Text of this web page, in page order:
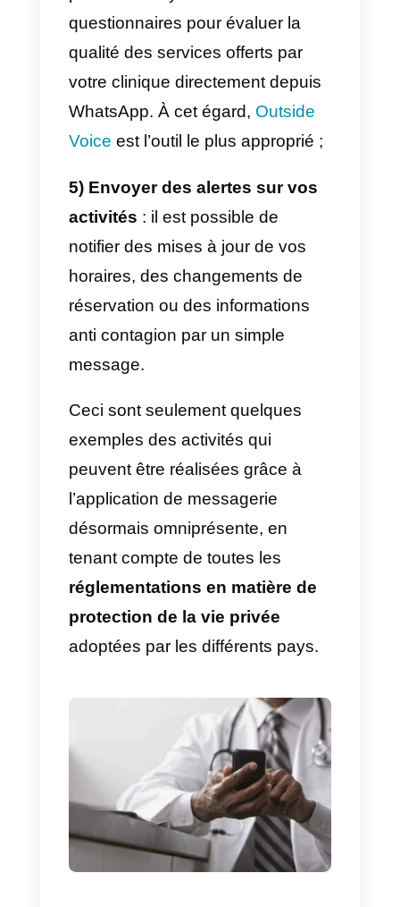
manières, par exemple :
1) Gérer les réservations
extrêmement important de savoir
réservations dans une clinique
médicale afin d’éviter le
surpeuplement et, par
conséquent, de diminuer la
probabilité d’infection;
2) Proposez des conseils
médicaux: envoyez des
médicaux ou des thérapies
éventuelles à vos patients par
message sans qu’ils aient à
quitter la maison, ce qui limite les
déplacements ;
: la possibilité
d’envoyer et de recevoir des
documents, des images ou des
vidéos peut faciliter l’envoi de
prescriptions médicales